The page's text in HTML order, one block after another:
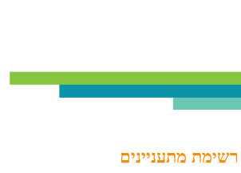
רשימת מתעניינים